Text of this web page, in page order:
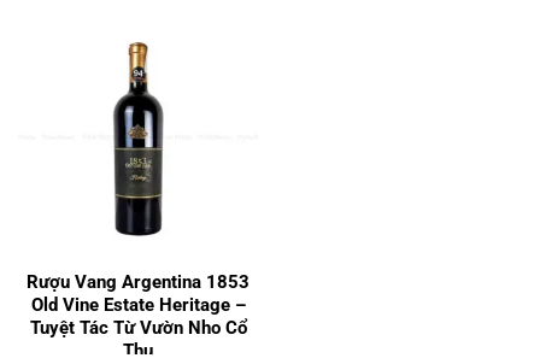
Rượu Vang Argentina 1853
Old Vine Estate Heritage –
Tuyệt Tác Từ Vườn Nho Cổ
Thụ